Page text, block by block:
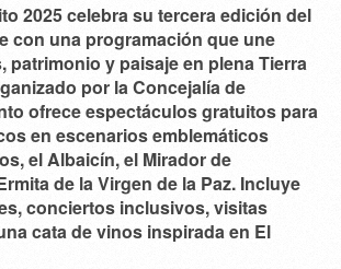
2025 celebra su tercera edición del
con una programación que une
patrimonio y paisaje en plena Tierra
por la Concejalía de
ofrece espectáculos gratuitos para
en escenarios emblemáticos
el Albaicín, el Mirador de
de la Virgen de la Paz. Incluye
conciertos inclusivos, visitas
cata de vinos inspirada en El